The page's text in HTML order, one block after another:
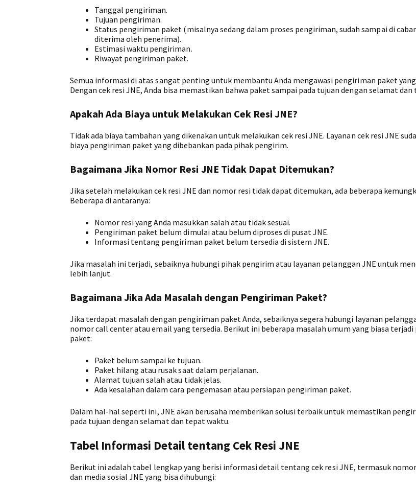
Tanggal pengiriman.
Tujuan pengiriman.
Status pengiriman paket (misalnya sedang dalam proses pengiriman, sudah sampai di
diterima oleh penerima).
Estimasi waktu pengiriman.
Riwayat pengiriman paket.
Semua informasi di atas sangat penting untuk membantu Anda mengawasi pengiriman paket
Dengan cek resi JNE, Anda bisa memastikan bahwa paket sampai pada tujuan dengan selamat
Apakah Ada Biaya untuk Melakukan Cek Resi JNE?
Tidak ada biaya tambahan yang dikenakan untuk melakukan cek resi JNE. Layanan cek resi JNE
biaya pengiriman paket yang dibebankan pada pihak pengirim.
Bagaimana Jika Nomor Resi JNE Tidak Dapat Ditemukan?
Jika setelah melakukan cek resi JNE dan nomor resi tidak dapat ditemukan, ada beberapa
Beberapa di antaranya:
Nomor resi yang Anda masukkan salah atau tidak sesuai.
Pengiriman paket belum dimulai atau belum diproses di pusat JNE.
Informasi tentang pengiriman paket belum tersedia di sistem JNE.
Jika masalah ini terjadi, sebaiknya hubungi pihak pengirim atau layanan pelanggan JNE untuk
lebih lanjut.
Bagaimana Jika Ada Masalah dengan Pengiriman Paket?
Jika terdapat masalah dengan pengiriman paket Anda, sebaiknya segera hubungi layanan
nomor call center atau email yang tersedia. Berikut ini beberapa masalah umum yang biasa terjadi
paket:
Paket belum sampai ke tujuan.
Paket hilang atau rusak saat dalam perjalanan.
Alamat tujuan salah atau tidak jelas.
Ada kesalahan dalam cara pengemasan atau persiapan pengiriman paket.
Dalam hal-hal seperti ini, JNE akan berusaha memberikan solusi terbaik untuk memastikan
pada tujuan dengan selamat dan tepat waktu.
Tabel Informasi Detail tentang Cek Resi JNE
Berikut ini adalah tabel lengkap yang berisi informasi detail tentang cek resi JNE, termasuk
dan media sosial JNE yang bisa dihubungi: